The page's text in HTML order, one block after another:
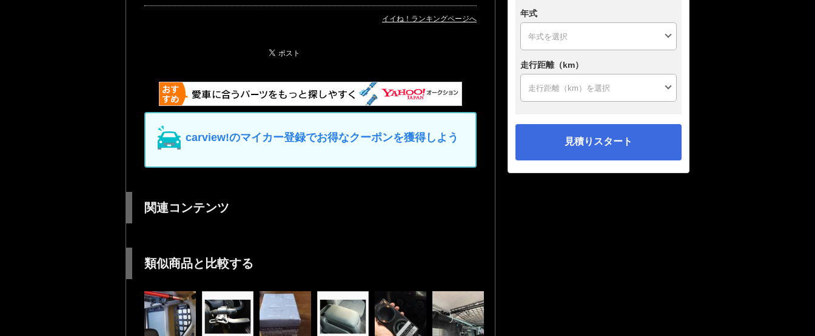
イイね！ランキングページへ
carview!のマイカー登録でお得なクーポンを獲得しよう
関連コンテンツ
類似商品と比較する
年式
走行距離（km）
見積りスタート